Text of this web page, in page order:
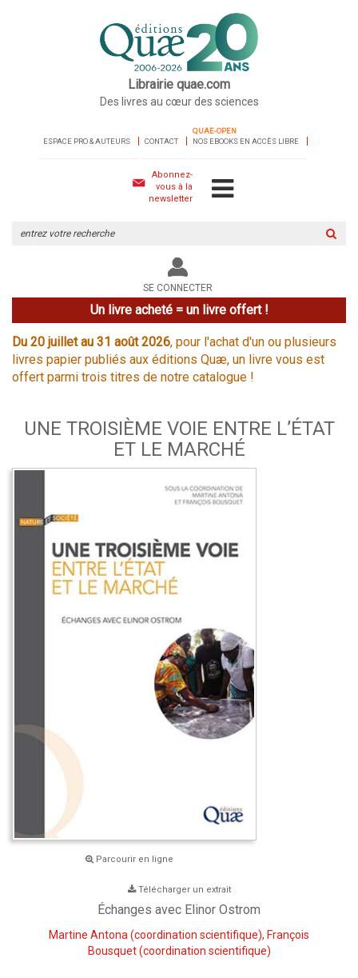
Librairie quae.com
Des livres au cœur des sciences
ESPACE PRO & AUTEURS CONTACT
QUAE-OPEN
NOS EBOOKS EN ACCÈS LIBRE
Abonnez-
vous à la
newsletter
le
site
SE CONNECTER
Un livre acheté = un livre offert !
Du 20 juillet au 31 août 2026, pour l'achat d'un ou plusieurs
livres papier publiés aux éditions Quæ, un livre vous est
offert parmi trois titres de notre catalogue !
UNE TROISIÈME VOIE ENTRE L’ÉTAT
ET LE MARCHÉ
Parcourir en ligne
Télécharger un extrait
Échanges avec Elinor Ostrom
Martine Antona (coordination scientifique), François
Bousquet(coordination scientifique)